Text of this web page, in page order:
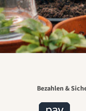
Bezahlen &